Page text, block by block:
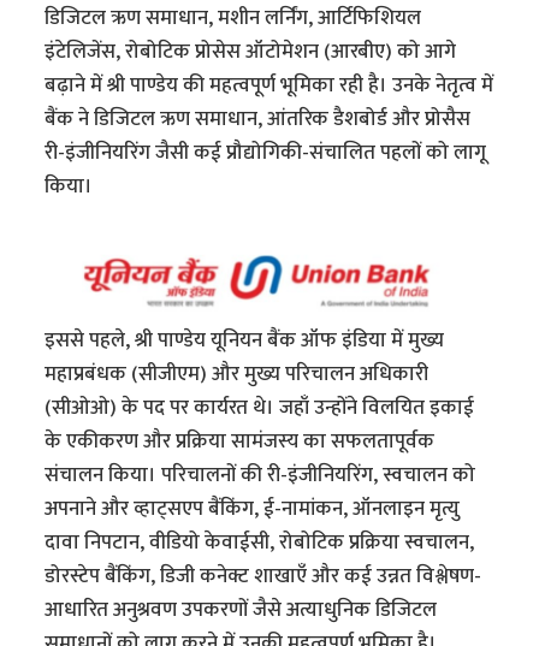
डिजिटल ऋण समाधान, मशीन लर्निंग, आर्टिफिशियल
इंटेलिजेंस, रोबोटिक प्रोसेस ऑटोमेशन (आरबीए) को आगे
बढ़ाने में श्री पाण्डेय की महत्वपूर्ण भूमिका रही है। उनके नेतृत्व में
बैंक ने डिजिटल ऋण समाधान, आंतरिक डैशबोर्ड और प्रोसैस
री-इंजीनियरिंग जैसी कई प्रौद्योगिकी-संचालित पहलों को लागू
किया।
इससे पहले, श्री पाण्डेय यूनियन बैंक ऑफ इंडिया में मुख्य
महाप्रबंधक (सीजीएम) और मुख्य परिचालन अधिकारी
(सीओओ) के पद पर कार्यरत थे। जहाँ उन्होंने विलयित इकाई
के एकीकरण और प्रक्रिया सामंजस्य का सफलतापूर्वक
संचालन किया। परिचालनों की री-इंजीनियरिंग, स्वचालन को
अपनाने और व्हाट्सएप बैंकिंग, ई-नामांकन, ऑनलाइन मृत्यु
दावा निपटान, वीडियो केवाईसी, रोबोटिक प्रक्रिया स्वचालन,
डोरस्टेप बैंकिंग, डिजी कनेक्ट शाखाएँ और कई उन्नत विश्लेषण-
आधारित अनुश्रवण उपकरणों जैसे अत्याधुनिक डिजिटल